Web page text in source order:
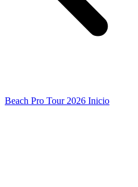
Beach Pro Tour 2026 Inicio